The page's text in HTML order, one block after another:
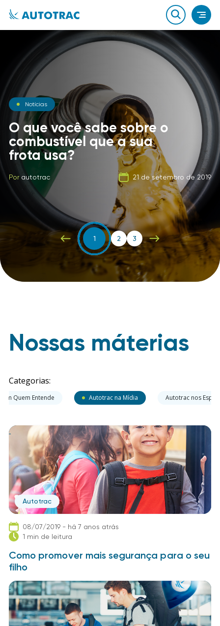
Notícias
O que você sabe sobre o
combustível que a sua
frota usa?
Por autotrac 21 de setembro de 2019
Blog
A Evolução dos
Equipamentos para
Proteção de Veículos
Por autotrac 23 de dezembro de 2014
Notícias
Carga Fracionada
06 de fevereiro de 2020
2 3
Nossas máterias
Categorias:
Quem Entende Autotrac na Mídia Autotrac nos
Autotrac
08/07/2019 - há 7 anos atrás
1 min de leitura
Como promover mais segurança para o seu
filho